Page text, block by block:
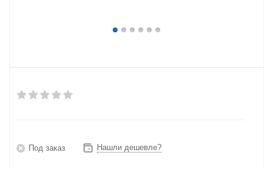
Под заказ Нашли дешевле?